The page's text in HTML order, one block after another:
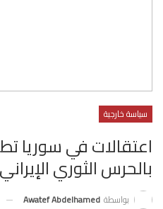
سياسة خارجية
اعتقالات في سوريا
بالحرس الثوري الإيراني
بواسطة Awatef Abdelhamed